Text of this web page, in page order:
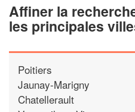
Affiner la
les principales
Poitiers
Jaunay-Marigny
Chatellerault